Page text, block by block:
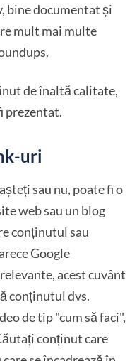
bine documentat și
mult mai multe
de înaltă calitate,
prezentat.
uri
sau nu, poate fi o
web sau un blog
conținutul sau
Google
acest cuvânt
conținutul dvs.
de tip "cum să faci",
conținut care